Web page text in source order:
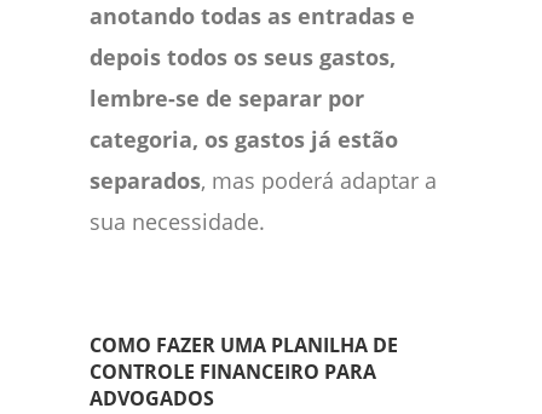
anotando todas as entradas e
depois todos os seus gastos,
lembre-se de separar por
categoria, os gastos já estão
separados, mas poderá adaptar a
sua necessidade.
COMO FAZER UMA PLANILHA DE
CONTROLE FINANCEIRO PARA
ADVOGADOS